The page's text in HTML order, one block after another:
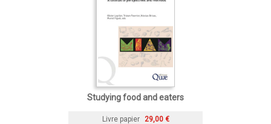
Studying food and eaters
Livre papier 29,00 €